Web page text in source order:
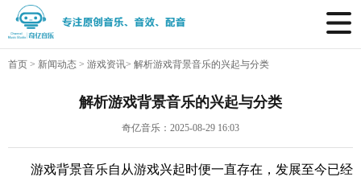
首页 > 新闻动态 > 游戏资讯> 解析游戏背景音乐的兴起与分类
解析游戏背景音乐的兴起与分类
奇亿音乐：2025-08-29 16:03
游戏背景音乐自从游戏兴起时便一直存在，发展至今已经